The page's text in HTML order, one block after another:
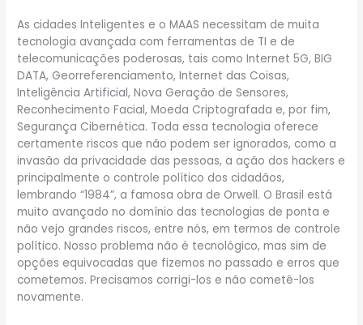
As cidades Inteligentes e o MAAS necessitam de muita
tecnologia avançada com ferramentas de TI e de
telecomunicações poderosas, tais como Internet 5G, BIG
DATA, Georreferenciamento, Internet das Coisas,
Inteligência Artificial, Nova Geração de Sensores,
Reconhecimento Facial, Moeda Criptografada e, por fim,
Segurança Cibernética. Toda essa tecnologia oferece
certamente riscos que não podem ser ignorados, como a
invasão da privacidade das pessoas, a ação dos hackers e
principalmente o controle político dos cidadãos,
lembrando “1984”, a famosa obra de Orwell. O Brasil está
muito avançado no domínio das tecnologias de ponta e
não vejo grandes riscos, entre nós, em termos de controle
político. Nosso problema não é tecnológico, mas sim de
opções equivocadas que fizemos no passado e erros que
cometemos. Precisamos corrigi-los e não cometê-los
novamente.